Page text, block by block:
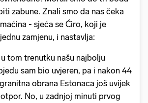
zabune. Znali smo da nas čeka
- sjeća se Ćiro, koji je
zamjenu, i nastavlja:
tom trenutku našu najbolju
sam bio uvjeren, pa i nakon 44
obrana Estonaca još uvijek
No, u zadnjoj minuti prvog